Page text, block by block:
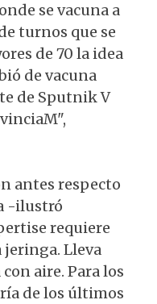
se vacuna a
turnos que se
de 70 la idea
de vacuna
de Sputnik V
antes respecto
-ilustró
requiere
jeringa. Lleva
aire. Para los
de los últimos